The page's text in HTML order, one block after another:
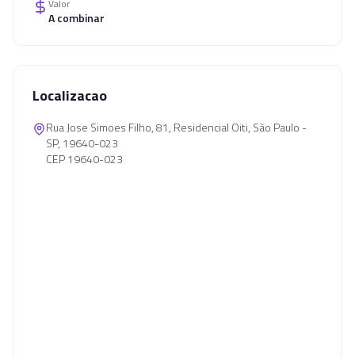
Valor
A combinar
Localizacao
Rua Jose Simoes Filho, 81, Residencial Oiti, São Paulo -
SP, 19640-023
CEP 19640-023